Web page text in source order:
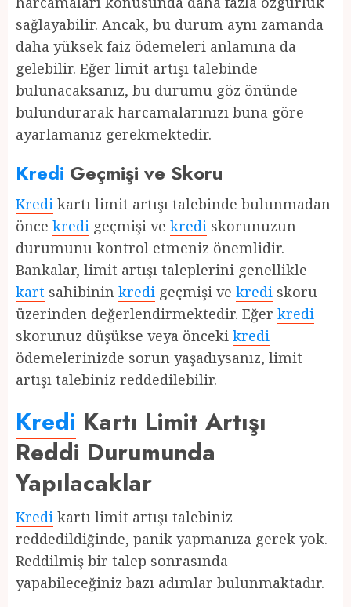
sağlayabilir. Ancak, bu durum aynı zamanda
daha yüksek faiz ödemeleri anlamına da
gelebilir. Eğer limit artışı talebinde
bulunacaksanız, bu durumu göz önünde
bulundurarak harcamalarınızı buna göre
ayarlamanız gerekmektedir.
Kredi Geçmişi ve Skoru
Kredi kartı limit artışı talebinde bulunmadan
önce kredi geçmişi ve kredi skorunuzun
durumunu kontrol etmeniz önemlidir.
Bankalar, limit artışı taleplerini genellikle
kart sahibinin kredi geçmişi ve kredi skoru
üzerinden değerlendirmektedir. Eğer kredi
skorunuz düşükse veya önceki kredi
ödemelerinizde sorun yaşadıysanız, limit
artışı talebiniz reddedilebilir.
Kredi Kartı Limit Artışı
Reddi Durumunda
Yapılacaklar
Kredi kartı limit artışı talebiniz
reddedildiğinde, panik yapmanıza gerek yok.
Reddilmiş bir talep sonrasında
yapabileceğiniz bazı adımlar bulunmaktadır.